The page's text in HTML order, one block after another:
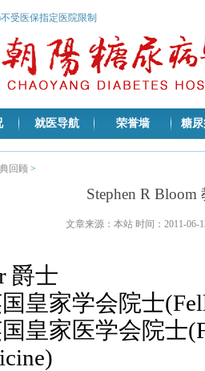
受医保指定医院限制
就医导航 荣誉墙 糖
回顾 >
Stephen R Bloom
文章来源：本站 时间：2011-06-
爵士
皇家学会院士
皇家医学会院士